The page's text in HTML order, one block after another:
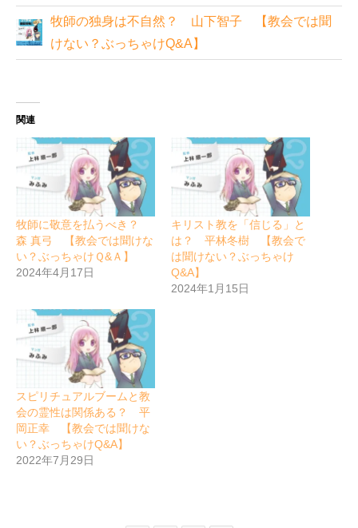
牧師の独身は不自然？ 山下智子 【教会では聞
けない？ぶっちゃけQ&A】
関連
牧師に敬意を払うべき？
森 真弓 【教会では聞けな
い？ぶっちゃけＱ&Ａ】
2024年4月17日
キリスト教を「信じる」と
は？ 平林冬樹 【教会で
は聞けない？ぶっちゃけ
Q&A】
2024年1月15日
スピリチュアルブームと教
会の霊性は関係ある？ 平
岡正幸 【教会では聞けな
い？ぶっちゃけQ&A】
2022年7月29日